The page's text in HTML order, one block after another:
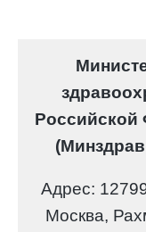
Росcийской
Адрес:
Москва,